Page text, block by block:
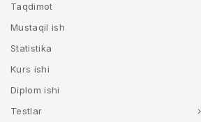
Taqdimot
Mustaqil ish
Statistika
Kurs ishi
Diplom ishi
Testlar